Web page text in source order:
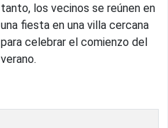
tanto, los vecinos se reúnen en
una fiesta en una villa cercana
para celebrar el comienzo del
verano.